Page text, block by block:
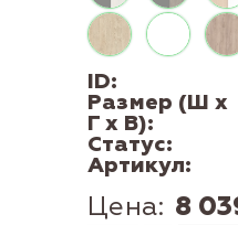
ID:
Размер (Ш x
Г x В):
Статус:
Артикул:
Цена: 8